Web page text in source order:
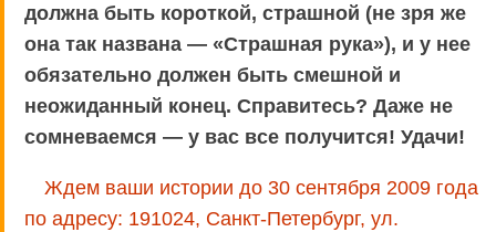
должна быть короткой, страшной (не зря же
она так названа — «Страшная рука»), и у нее
обязательно должен быть смешной и
неожиданный конец. Справитесь? Даже не
сомневаемся — у вас все получится! Удачи!
Ждем ваши истории до 30 сентября 2009 года
по адресу: 191024, Санкт-Петербург, ул.